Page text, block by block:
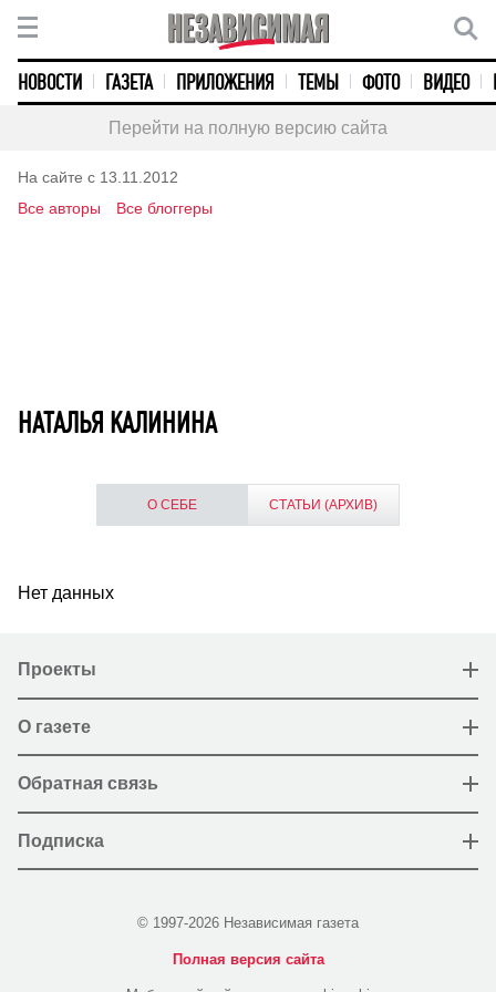
НОВОСТИ ГАЗЕТА ПРИЛОЖЕНИЯ ТЕМЫ ФОТО ВИДЕО
Перейти на полную версию сайта
На сайте с 13.11.2012
Все авторы
Все блоггеры
НАТАЛЬЯ КАЛИНИНА
О СЕБЕ СТАТЬИ (АРХИВ)
Нет данных
Проекты
О газете
Обратная связь
Подписка
© 1997-2026 Независимая газета
Полная версия сайта